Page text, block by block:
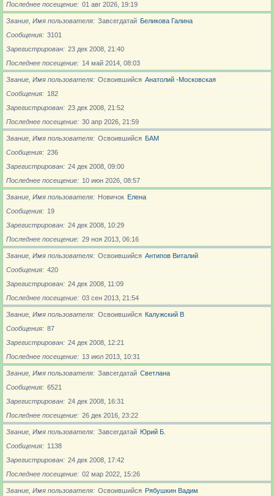
Последнее посещение
01 авг 2026, 19:19
Звание, Имя пользователя Завсегдатай Беликова Галина
Сообщения
3101
Зарегистрирован
23 дек 2008, 21:40
Последнее посещение
14 май 2014, 08:03
Звание, Имя пользователя Освоившийся Анатолий -Московская
Сообщения
182
Зарегистрирован
23 дек 2008, 21:52
Последнее посещение
30 апр 2026, 21:59
Звание, Имя пользователя Освоившийся БАМ
Сообщения
236
Зарегистрирован
24 дек 2008, 09:00
Последнее посещение
10 июн 2026, 08:57
Звание, Имя пользователя Новичoк Елена
Сообщения
19
Зарегистрирован
24 дек 2008, 10:29
Последнее посещение
29 ноя 2013, 06:16
Звание, Имя пользователя Освоившийся Антипов Виталий
Сообщения
420
Зарегистрирован
24 дек 2008, 11:09
Последнее посещение
03 сен 2013, 21:54
Звание, Имя пользователя Освоившийся Калужский В
Сообщения
87
Зарегистрирован
24 дек 2008, 12:21
Последнее посещение
13 июл 2013, 10:31
Звание, Имя пользователя Завсегдатай Светлана
Сообщения
6521
Зарегистрирован
24 дек 2008, 16:31
Последнее посещение
26 дек 2016, 23:22
Звание, Имя пользователя Завсегдатай Юрий Б.
Сообщения
1138
Зарегистрирован
24 дек 2008, 17:42
Последнее посещение
02 мар 2022, 15:26
Звание, Имя пользователя Освоившийся Рябушкин Вадим